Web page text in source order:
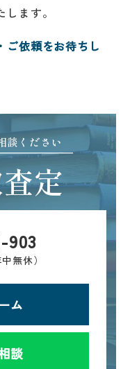
ます。
ご依頼をお待ちし
談ください
定
903
無休）
ム
談